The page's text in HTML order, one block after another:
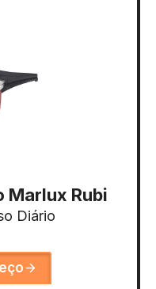
Marlux Rubi
Diário